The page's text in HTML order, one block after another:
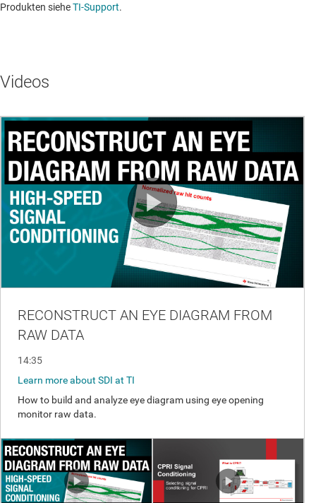
Produkten sieheTI-Support. ​​​​​​​​​​​​​​
Videos